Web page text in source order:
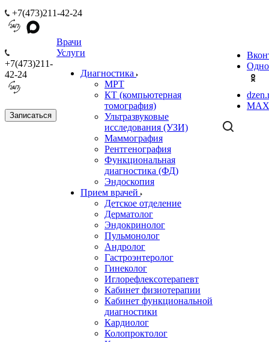
+7(473)211-42-24
+7(473)211-
42-24
Записаться
Врачи
Услуги
Диагностика
МРТ
КТ (компьютерная
томография)
Ультразвуковые
исследования (УЗИ)
Маммография
Рентгенография
Функциональная
диагностика (ФД)
Эндоскопия
Прием врачей
Детское отделение
Дерматолог
Эндокринолог
Пульмонолог
Андролог
Гастроэнтеролог
Гинеколог
Иглорефлексотерапевт
Кабинет физиотерапии
Кабинет функциональной
диагностики
Кардиолог
Колопроктолог